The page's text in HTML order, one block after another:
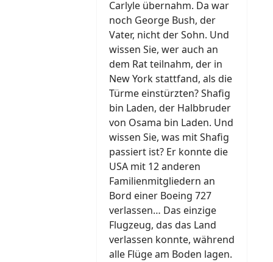
Carlyle übernahm. Da war
noch George Bush, der
Vater, nicht der Sohn. Und
wissen Sie, wer auch an
dem Rat teilnahm, der in
New York stattfand, als die
Türme einstürzten? Shafig
bin Laden, der Halbbruder
von Osama bin Laden. Und
wissen Sie, was mit Shafig
passiert ist? Er konnte die
USA mit 12 anderen
Familienmitgliedern an
Bord einer Boeing 727
verlassen… Das einzige
Flugzeug, das das Land
verlassen konnte, während
alle Flüge am Boden lagen.